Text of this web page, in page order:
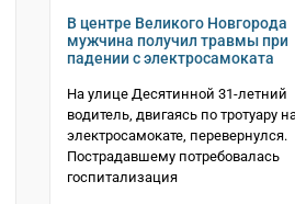
В центре Великого Новгорода
мужчина получил травмы при
падении с электросамоката
На улице Десятинной 31-летний
водитель, двигаясь по тротуару
электросамокате, перевернулся.
Пострадавшему потребовалась
госпитализация